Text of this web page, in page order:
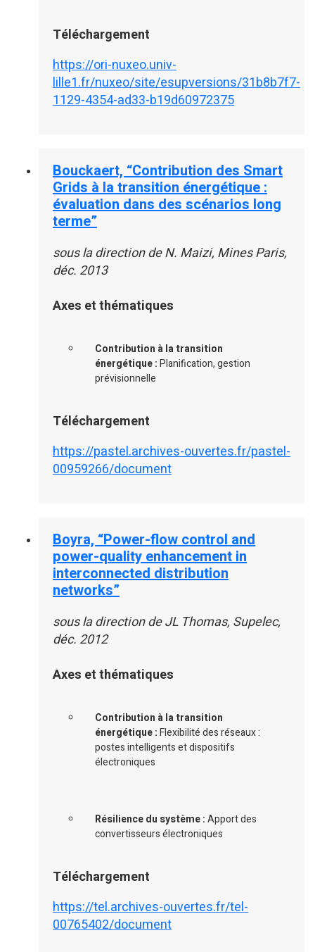
Téléchargement
https://ori-nuxeo.univ-
lille1.fr/nuxeo/site/esupversions/31b8b7f7-
1129-4354-ad33-b19d60972375
Bouckaert, “Contribution des Smart
Grids à la transition énergétique :
évaluation dans des scénarios long
terme”
sous la direction de N. Maizi, Mines Paris,
déc. 2013
Axes et thématiques
Contribution à la transition
énergétique :Planification, gestion
prévisionnelle
Téléchargement
https://pastel.archives-ouvertes.fr/pastel-
00959266/document
Boyra, “Power-flow control and
power-quality enhancement in
interconnected distribution
networks”
sous la direction de JL Thomas, Supelec,
déc. 2012
Axes et thématiques
Contribution à la transition
énergétique :Flexibilité des réseaux :
postes intelligents et dispositifs
électroniques
Résilience du système :Apport des
convertisseurs électroniques
Téléchargement
https://tel.archives-ouvertes.fr/tel-
00765402/document